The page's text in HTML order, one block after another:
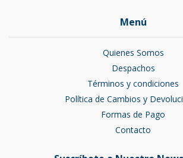
Menú
Quienes Somos
Despachos
Términos y condiciones
Política de Cambios y
Formas de Pago
Contacto